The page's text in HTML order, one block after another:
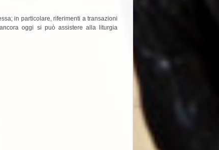
in particolare, riferimenti a transazioni
oggi si può assistere alla liturgia